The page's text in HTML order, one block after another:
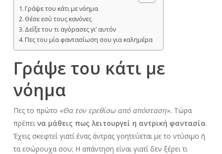
Γράψε του κάτι με νόημα
Θέσε εσύ τους κανόνες
Δείξε του τι αγόρασες γι’ αυτόν
Πες του μία φαντασίωση σου για καλημέρα
Γράψε του κάτι με
νόημα
Πες το πρώτο «Θα τον ερεθίσω από απόσταση». Τώρα
πρέπεινα μάθεις πως λειτουργεί η αντρική φαντασία.
Έχεις σκεφτεί γιατί ένας άντρας γοητεύεται με το ντύσιμο ή
τα εσώρουχα σου; Η απάντηση είναι γιατί δεν ξέρει τι